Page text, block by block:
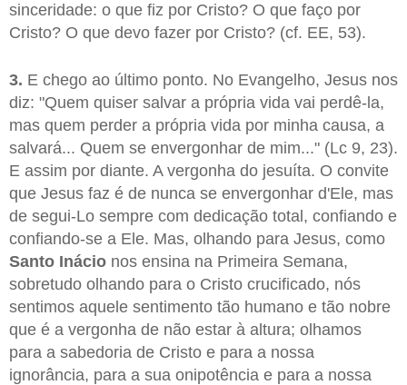
sinceridade: o que fiz por Cristo? O que faço por
Cristo? O que devo fazer por Cristo? (cf. EE, 53).
3. E chego ao último ponto. No Evangelho, Jesus nos
diz: "Quem quiser salvar a própria vida vai perdê-la,
mas quem perder a própria vida por minha causa, a
salvará... Quem se envergonhar de mim..." (Lc 9, 23).
E assim por diante. A vergonha do jesuíta. O convite
que Jesus faz é de nunca se envergonhar d'Ele, mas
de segui-Lo sempre com dedicação total, confiando e
confiando-se a Ele. Mas, olhando para Jesus, como
Santo Inácio nos ensina na Primeira Semana,
sobretudo olhando para o Cristo crucificado, nós
sentimos aquele sentimento tão humano e tão nobre
que é a vergonha de não estar à altura; olhamos
para a sabedoria de Cristo e para a nossa
ignorância, para a sua onipotência e para a nossa